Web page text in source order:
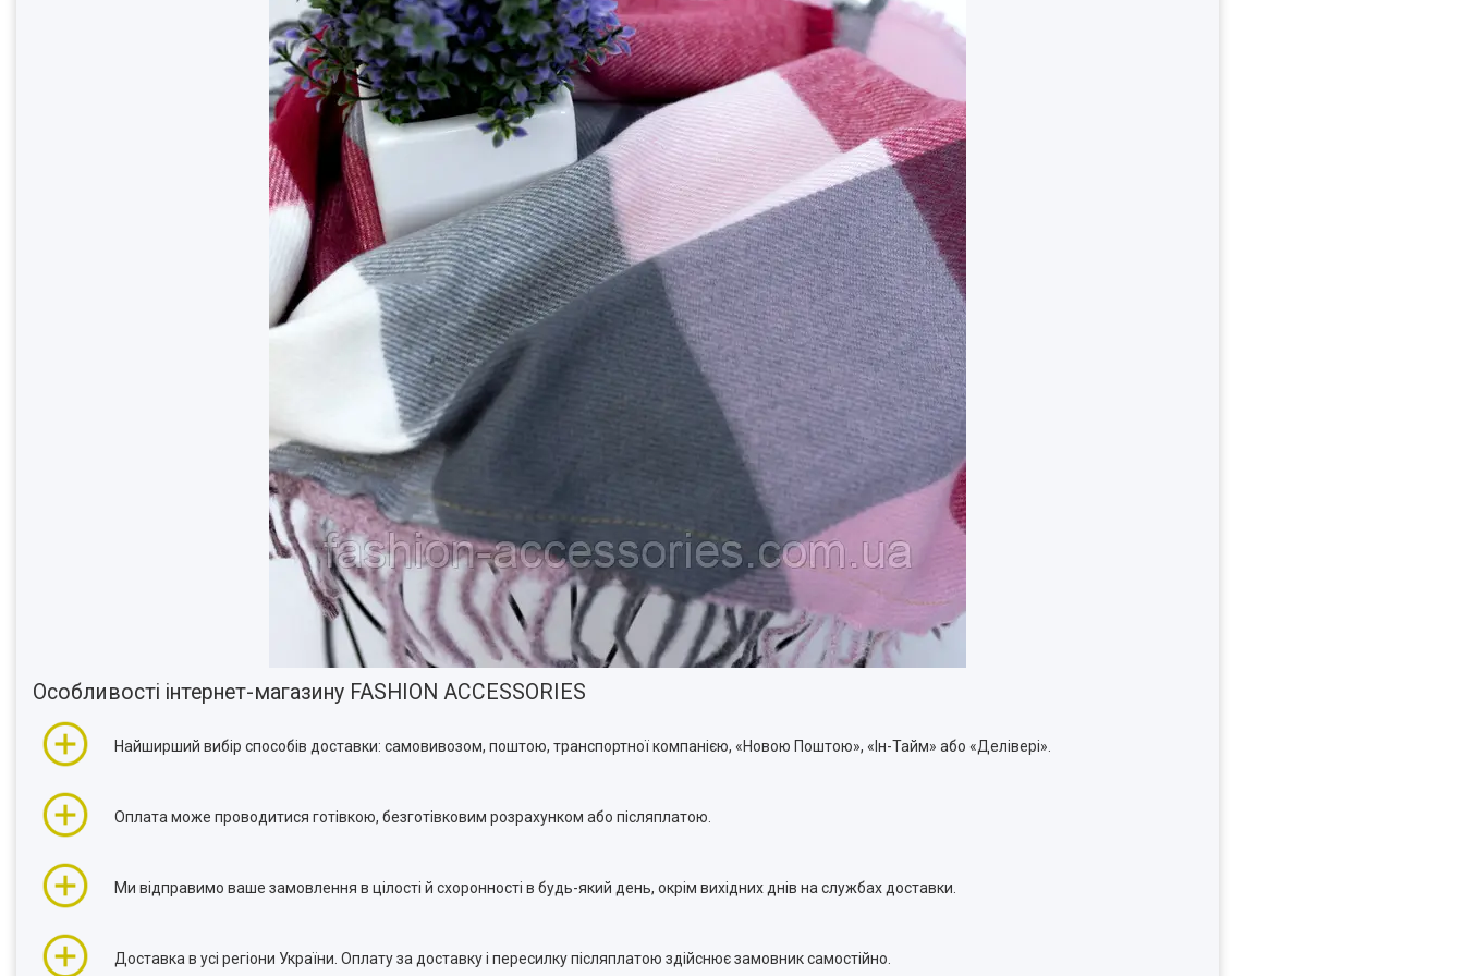
Особливості інтернет-магазину FASHION ACCESSORIES
Найширший вибір способів доставки: самовивозом, поштою, транспортної компанією, «Новою Поштою», «Ін-Тайм» або «Делівері».
Оплата може проводитися готівкою, безготівковим розрахунком або післяплатою.
Ми відправимо ваше замовлення в цілості й схоронності в будь-який день, окрім вихідних днів на службах доставки.
Доставка в усі регіони України. Оплату за доставку і пересилку післяплатою здійснює замовник самостійно.